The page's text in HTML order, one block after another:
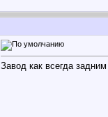
Завод как всегда